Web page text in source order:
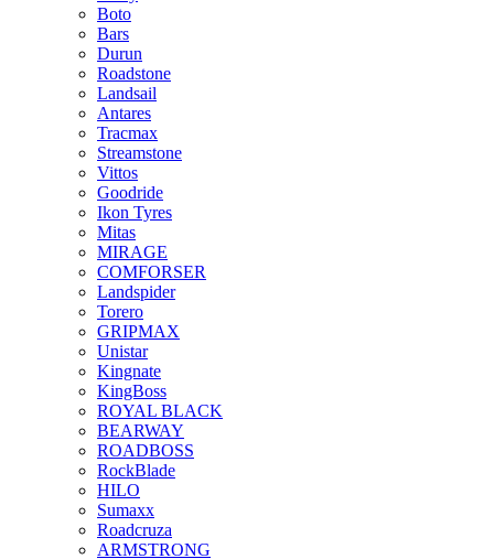
Boto
Bars
Durun
Roadstone
Landsail
Antares
Tracmax
Streamstone
Vittos
Goodride
Ikon Tyres
Mitas
MIRAGE
COMFORSER
Landspider
Torero
GRIPMAX
Unistar
Kingnate
KingBoss
ROYAL BLACK
BEARWAY
ROADBOSS
RockBlade
HILO
Sumaxx
Roadcruza
ARMSTRONG